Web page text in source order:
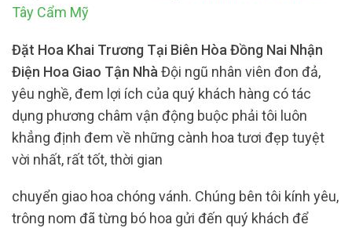
Tây Cẩm Mỹ
Đặt Hoa Khai Trương Tại Biên Hòa Đồng Nai Nhận
Điện Hoa Giao Tận Nhà Đội ngũ nhân viên đon đả,
yêu nghề, đem lợi ích của quý khách hàng có tác
dụng phương châm vận động buộc phải tôi luôn
khẳng định đem về những cành hoa tươi đẹp tuyệt
vời nhất, rất tốt, thời gian
chuyển giao hoa chóng vánh. Chúng bên tôi kính yêu,
trông nom đã từng bó hoa gửi đến quý khách để